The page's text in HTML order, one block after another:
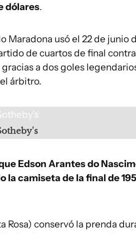
dólares.
Maradona usó el 22 de junio
de cuartos de final
a dos goles
árbitro.
Edson Arantes do
la camiseta de la final de
Rosa) conservó la prenda